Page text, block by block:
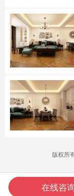
版权所
电话咨询
在线咨